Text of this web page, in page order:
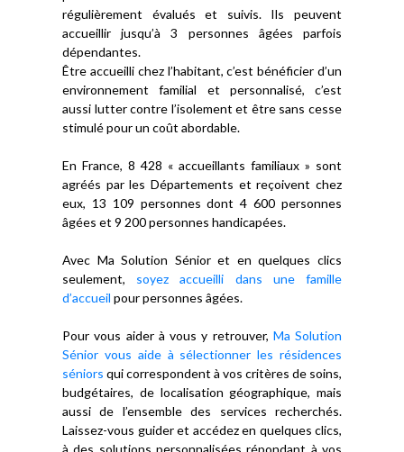
régulièrement évalués et suivis. Ils peuvent
accueillir jusqu’à 3 personnes âgées parfois
dépendantes.
Être accueilli chez l’habitant, c’est bénéficier d’un
environnement familial et personnalisé, c’est
aussi lutter contre l’isolement et être sans cesse
stimulé pour un coût abordable.
En France, 8 428 « accueillants familiaux » sont
agréés par les Départements et reçoivent chez
eux, 13 109 personnes dont 4 600 personnes
âgées et 9 200 personnes handicapées.
Avec Ma Solution Sénior et en quelques clics
seulement, soyez accueilli dans une famille
d’accueil pour personnes âgées.
Pour vous aider à vous y retrouver, Ma Solution
Sénior vous aide à sélectionner les résidences
séniors qui correspondent à vos critères de soins,
budgétaires, de localisation géographique, mais
aussi de l’ensemble des services recherchés.
Laissez-vous guider et accédez en quelques clics,
à des solutions personnalisées répondant à vos